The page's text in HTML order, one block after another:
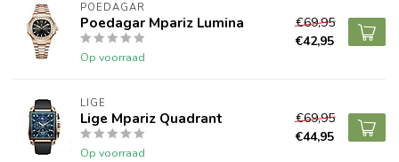
POEDAGAR
Poedagar Mpariz Lumina
Op voorraad
€69,95
€42,95
LIGE
Lige Mpariz Quadrant
Op voorraad
€69,95
€44,95